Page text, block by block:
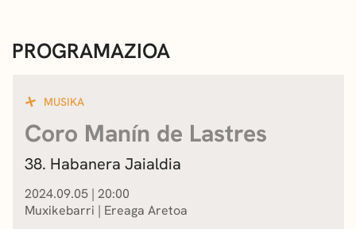
PROGRAMAZIOA
MUSIKA
Coro Manín de Lastres
38. Habanera Jaialdia
2024.09.05 | 20:00
Muxikebarri | Ereaga Aretoa